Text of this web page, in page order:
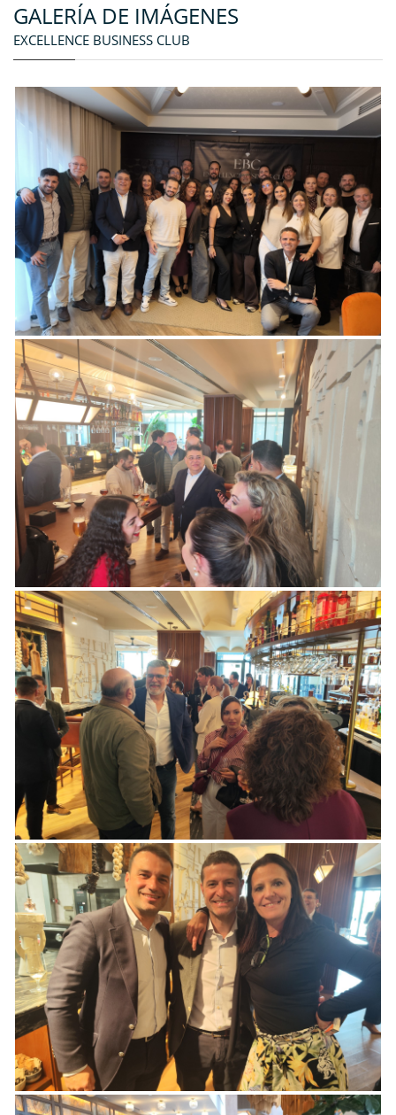
GALERÍA DE IMÁGENES
EXCELLENCE BUSINESS CLUB